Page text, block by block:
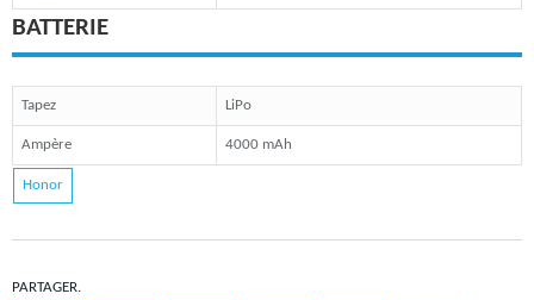
BATTERIE
Tapez LiPo
Ampère 4000 mAh
Honor
PARTAGER.